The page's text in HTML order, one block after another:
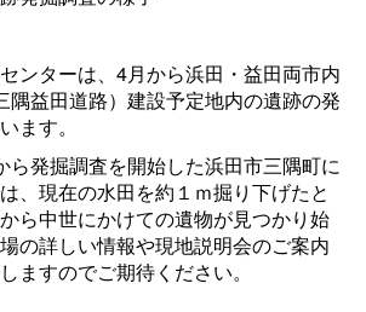
ンターは、4月から浜田・益田両市内
隅益田道路）建設予定地内の遺跡の発
ます。
発掘調査を開始した浜田市三隅町に
、現在の水田を約１ｍ掘り下げたと
ら中世にかけての遺物が見つかり始
の詳しい情報や現地説明会のご案内
ますのでご期待ください。